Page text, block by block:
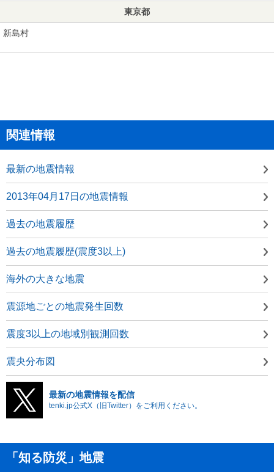
東京都
新島村
関連情報
最新の地震情報
2013年04月17日の地震情報
過去の地震履歴
過去の地震履歴(震度3以上)
海外の大きな地震
震源地ごとの地震発生回数
震度3以上の地域別観測回数
震央分布図
最新の地震情報を配信
tenki.jp公式X（旧Twitter）をご利用ください。
「知る防災」地震